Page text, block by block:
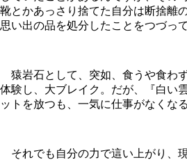
靴とかあっさり捨てた自分は断捨離
思い出の品を処分したことをつづって
猿岩石として、突如、食うや食わ
体験し、大ブレイク。だが、『白い
ットを放つも、一気に仕事がなくな
それでも自分の力で這い上がり、